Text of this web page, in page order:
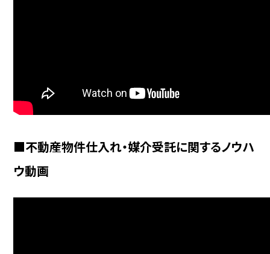
■不動産物件仕入れ・媒介受託に関するノウハ
ウ動画